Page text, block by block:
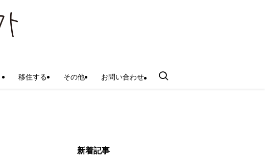
移住する その他 お問い合わせ
新着記事